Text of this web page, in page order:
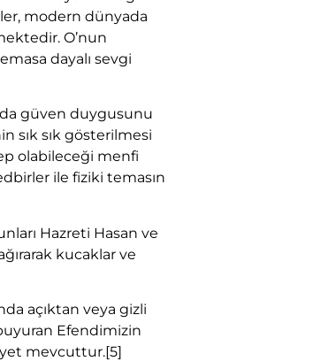
modern dünyada
O’nun
dayalı sevgi
güven duygusunu
sık sık gösterilmesi
olabileceği menfi
ile fiziki temasın
Hazreti Hasan ve
kucaklar ve
açıktan veya gizli
Efendimizin
mevcuttur.[5]